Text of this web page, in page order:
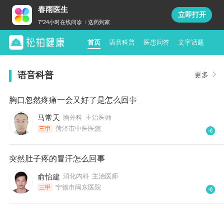
春雨医生
7*24小时在线问诊 送药到家
立即打开
首页 语音科普 医患问答 文字话题
语音科普 更多
胸口忽然疼痛一会又好了是怎么回事
马常天 胸外科 主治医师
三甲 菏泽市中医医院
突然肚子疼的冒汗怎么回事
俞怡建 消化内科 主治医师
三甲 宁德市闽东医院